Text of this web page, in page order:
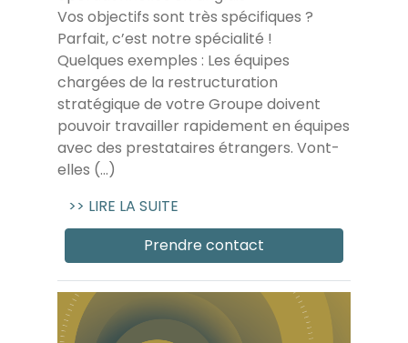
Vos objectifs sont très spécifiques ?
Parfait, c’est notre spécialité !
Quelques exemples : Les équipes
chargées de la restructuration
stratégique de votre Groupe doivent
pouvoir travailler rapidement en équipes
avec des prestataires étrangers. Vont-
elles (...)
>> LIRE LA SUITE
Prendre contact